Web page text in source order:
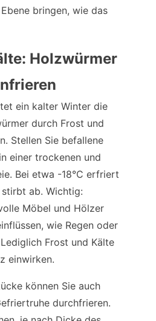
bringen, wie das
Holzwürmer
ein kalter Winter die
durch Frost und
Stellen Sie befallene
einer trockenen und
Bei etwa -18°C erfriert
ab. Wichtig:
Möbel und Hölzer
wie Regen oder
Frost und Kälte
einwirken.
können Sie auch
durchfrieren.